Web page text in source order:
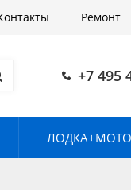
Ремонт
+7 495